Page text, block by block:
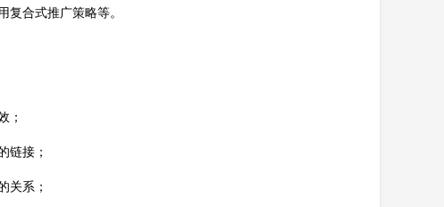
复合式推广策略等。
；
链接；
关系；